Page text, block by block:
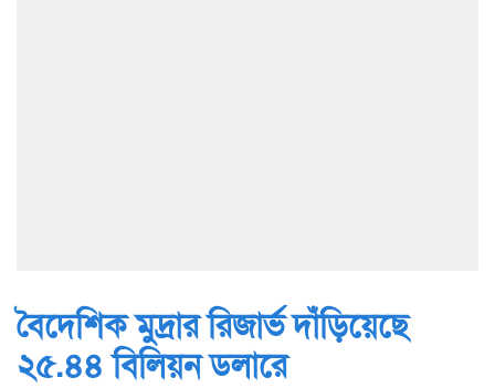
বৈদেশিক মুদ্রার রিজার্ভ দাঁড়িয়েছে
২৫.৪৪ বিলিয়ন ডলারে